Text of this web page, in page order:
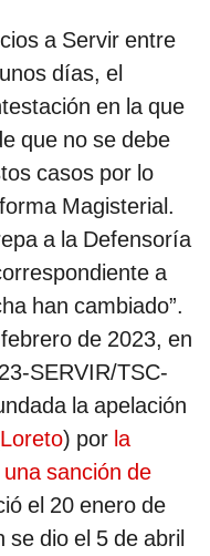
a Servir entre
días, el
en la que
que no se debe
casos por lo
Magisterial.
a la Defensoría
a
han cambiado”.
de 2023, en
SERVIR/TSC-
la apelación
Loreto) por la
sanción de
el 20 enero de
se dio el 5 de abril